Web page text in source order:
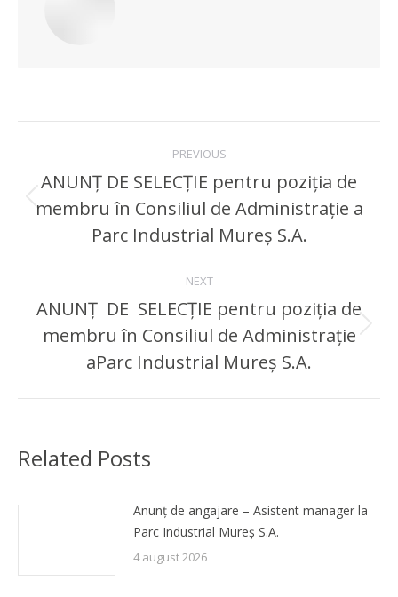
navigation
PREVIOUS
Previous
post:
ANUNȚ DE SELECŢIE pentru poziţia de
membru în Consiliul de Administrație a
Parc Industrial Mureș S.A.
NEXT
Next
post:
ANUNȚ DE SELECŢIE pentru poziţia de
membru în Consiliul de Administrație
aParc Industrial Mureș S.A.
Related Posts
Anunț de angajare – Asistent manager la
Parc Industrial Mureș S.A.
4 august 2026